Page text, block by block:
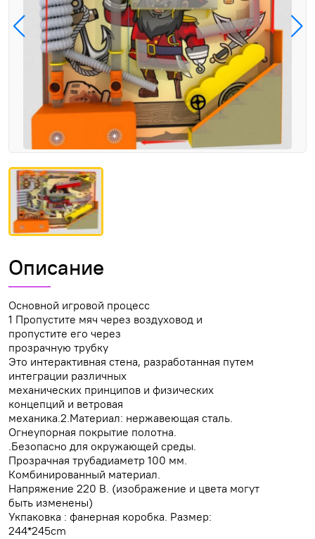
Описание
Основной игровой процесс
1 Пропустите мяч через воздуховод и
пропустите его через
прозрачную трубку
Это интерактивная стена, разработанная путем
интеграции различных
механических принципов и физических
концепций и ветровая
механика.2.Материал: нержавеющая сталь.
Огнеупорная покрытие полотна.
.Безопасно для окружающей среды.
Прозрачная трубадиаметр 100 мм.
Комбинированный материал.
Напряжение 220 В. (изображение и цвета могут
быть изменены)
Укпаковка : фанерная коробка. Размер:
244*245cm